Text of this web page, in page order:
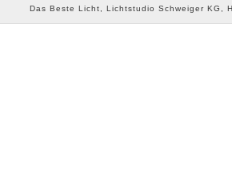
Das Beste Licht, Lichtstudio Schweiger KG,